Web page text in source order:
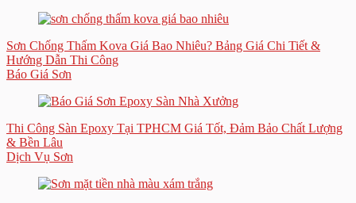
Sơn Chống Thấm Kova Giá Bao Nhiêu? Bảng Giá Chi Tiết &
Hướng Dẫn Thi Công
Báo Giá Sơn
Thi Công Sàn Epoxy Tại TPHCM Giá Tốt, Đảm Bảo Chất Lượng
& Bền Lâu
Dịch Vụ Sơn